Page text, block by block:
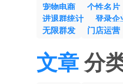
宠物电商 个性名片
进退群统计
登录企
无限群发
门店运营
文章分